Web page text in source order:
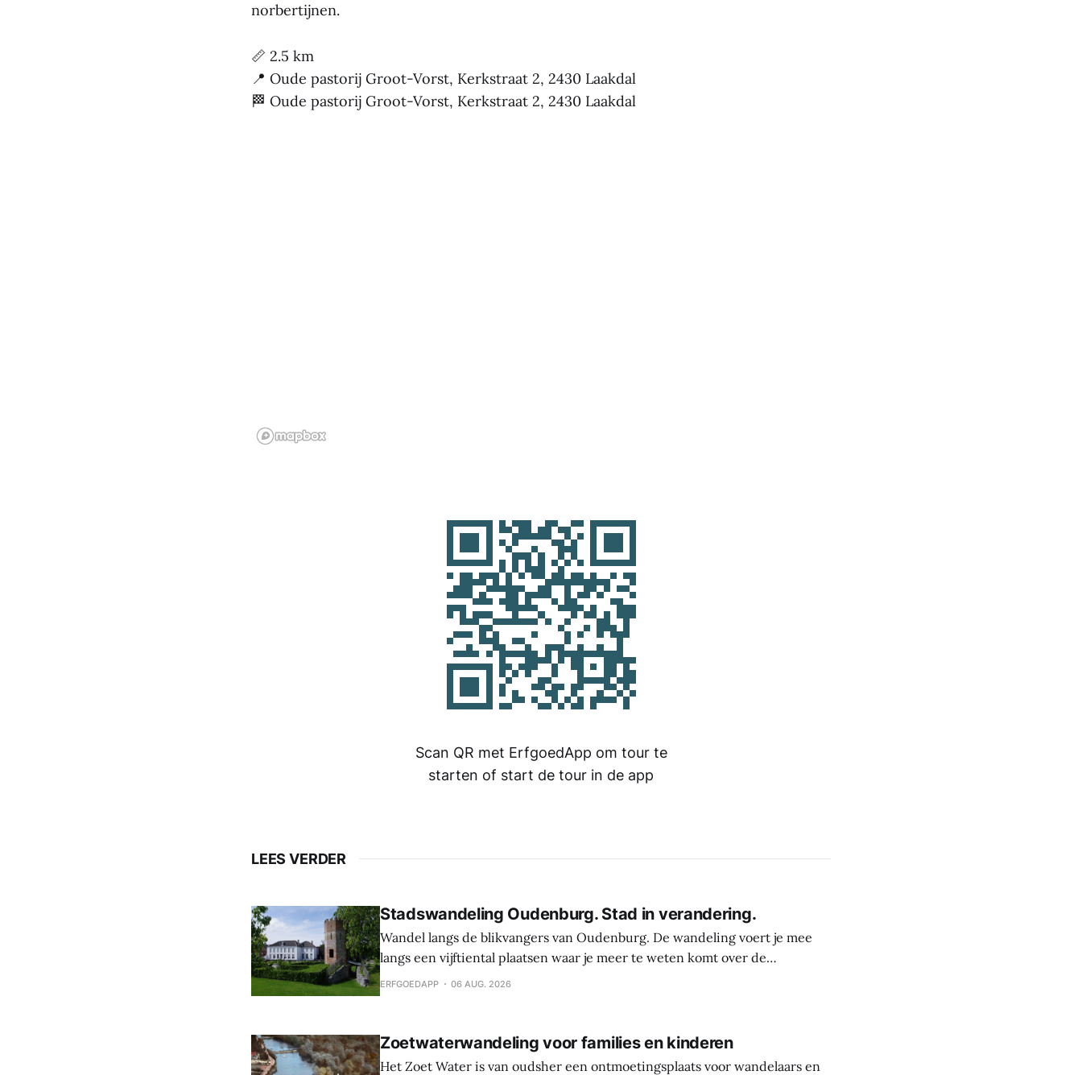
norbertijnen.
📏 2.5 km
📍 Oude pastorij Groot-Vorst, Kerkstraat 2, 2430 Laakdal
🏁 Oude pastorij Groot-Vorst, Kerkstraat 2, 2430 Laakdal
Scan QR met ErfgoedApp om tour te
starten of start de tour in de app
LEES VERDER
Stadswandeling Oudenburg. Stad in verandering.
Wandel langs de blikvangers van Oudenburg. De wandeling voert je mee
langs een vijftiental plaatsen waar je meer te weten komt over de
geschiedenis, weetjes en toekomstplannen van de bijzonderste plekken in
ERFGOEDAPP 06 AUG. 2026
Zoetwaterwandeling voor families en kinderen
Het Zoet Water is van oudsher een ontmoetingsplaats voor wandelaars en